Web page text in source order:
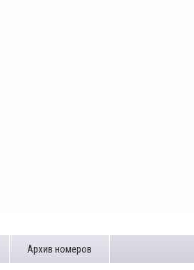
Архив номеров